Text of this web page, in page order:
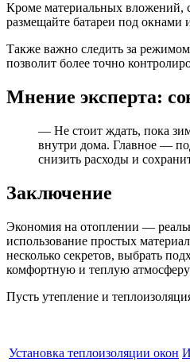
Кроме материальных вложений,
размещайте батареи под
Также важно следить за
позволит более точно
Мнение эксперта:
— Не стоит ждать, пока
внутри дома. Главное —
снизить расходы и
Заключение
Экономия на отоплении —
использование простых
несколько секретов, выбрать
комфортную и теплую
Пусть утепление и
Установка теплоизоляции окон